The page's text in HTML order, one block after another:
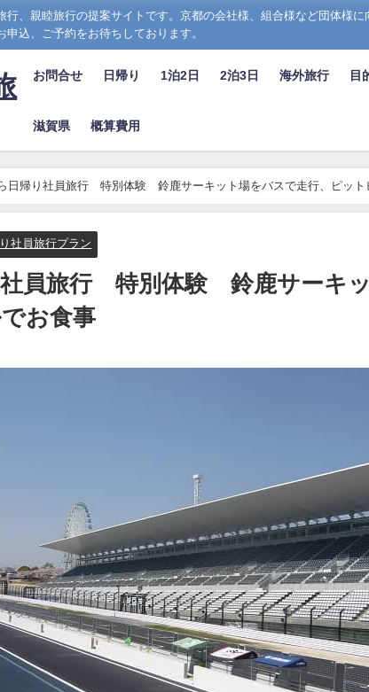
行、親睦旅行の提案サイトです。京都の会社様、組合様など団体様
込、ご予約をお待ちしております。
お問合せ 日帰り 1泊2日 2泊3日 海外旅行 目
滋賀県 概算費用
日帰り社員旅行 特別体験 鈴鹿サーキット場をバスで走行、ピット
社員旅行プラン
社員旅行 特別体験 鈴鹿サーキ
お食事